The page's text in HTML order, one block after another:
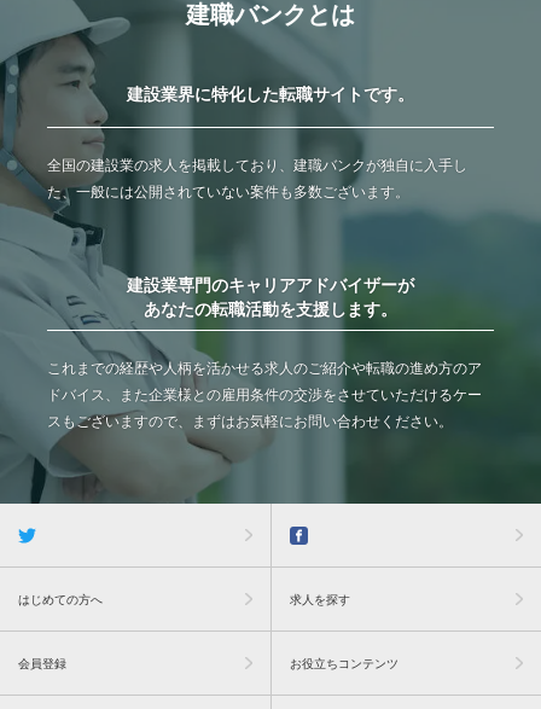
建職バンクとは
建設業界に特化した転職サイトです。
全国の建設業の求人を掲載しており、建職バンクが独自に入手し
た、一般には公開されていない案件も多数ございます。
建設業専門のキャリアアドバイザーが
あなたの転職活動を支援します。
これまでの経歴や人柄を活かせる求人のご紹介や転職の進め方のア
ドバイス、また企業様との雇用条件の交渉をさせていただけるケー
スもございますので、まずはお気軽にお問い合わせください。
はじめての方へ 求人を探す
会員登録 お役立ちコンテンツ